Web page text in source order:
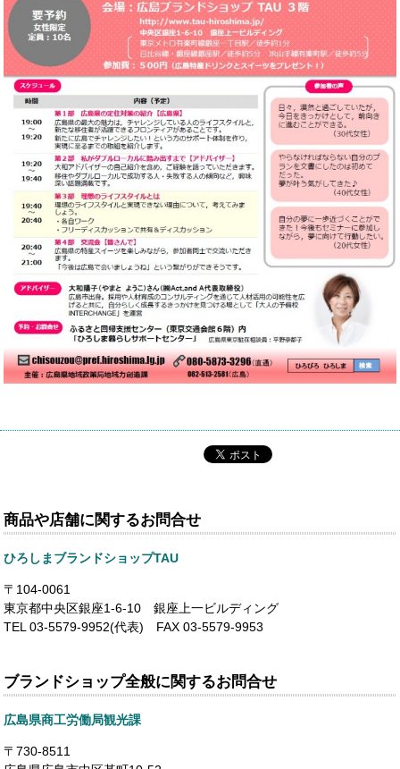
商品や店舗に関するお問合せ
ひろしまブランドショップTAU
〒104-0061
東京都中央区銀座1-6-10 銀座上一ビルディング
TEL 03-5579-9952(代表) FAX 03-5579-9953
ブランドショップ全般に関するお問合せ
広島県商工労働局観光課
〒730-8511